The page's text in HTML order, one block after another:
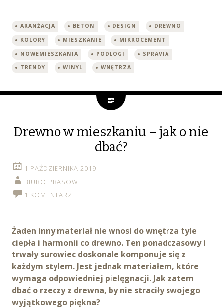
ARANŻACJA BETON DESIGN
DREWNO
KOLORY
MIESZKANIE
MIKROCEMENT
NOWEMIESZKANIA
PODŁOGI
SPRAVIA
TRENDY
WINYL WNĘTRZA
Drewno w mieszkaniu – jak o nie
dbać?
1 PAŹDZIERNIKA 2019
BIURO PRASOWE
1 KOMENTARZ
Żaden inny materiał nie wnosi do wnętrza tyle
ciepła i harmonii co drewno. Ten ponadczasowy i
trwały surowiec doskonale komponuje się z
każdym stylem. Jest jednak materiałem, które
wymaga odpowiedniej pielęgnacji. Jak zatem
dbać o rzeczy z drewna, by nie straciły swojego
wyjątkowego piękna?